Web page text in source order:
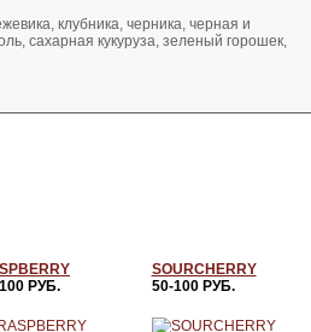
клубника, черника, черная и
сахарная кукуруза, зеленый горошек,
РУБ.
SOURCHERRY
50-100 РУБ.